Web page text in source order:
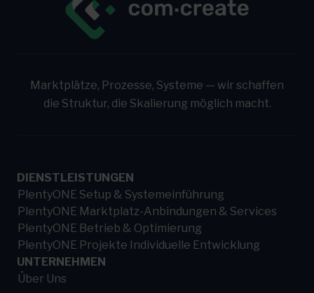
Marktplätze, Prozesse, Systeme — wir schaffen
die Struktur, die Skalierung möglich macht.
DIENSTLEISTUNGEN
PlentyONE Setup & Systemeinführung
PlentyONE Marktplatz-Anbindungen & Services
PlentyONE Betrieb & Optimierung
PlentyONE Projekte Individuelle Entwicklung
UNTERNEHMEN
Über Uns